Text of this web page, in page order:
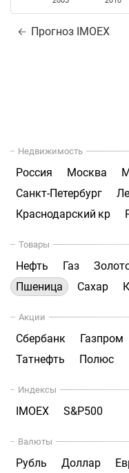
Прогноз IMOEX
Недвижимость
Россия Москва
Санкт-Петербург
Краснодарский кр
Товары
Нефть Газ
Пшеница
Сахар
Акции
Сбербанк Газпром
Татнефть
Полюс
Индексы
IMOEX S&P500
Валюты
Рубль Доллар